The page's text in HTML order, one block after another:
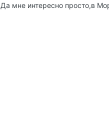
Да мне интересно просто,в